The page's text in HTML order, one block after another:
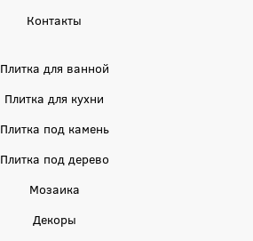
Контакты
Плитка для ванной
Плитка для кухни
Плитка под камень
Плитка под дерево
Мозаика
Декоры